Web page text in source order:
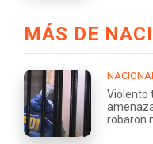
MÁS DE
NACIONAL
Violento
robaron